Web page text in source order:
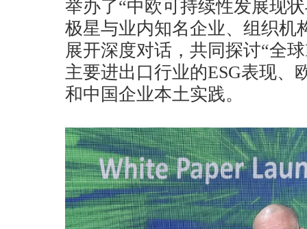
举办了“中欧可持续性发展现
极星与业内知名企业、组织机
展开深度对话，共同探讨“全
主要进出口行业的ESG表现、
和中国企业本土实践。